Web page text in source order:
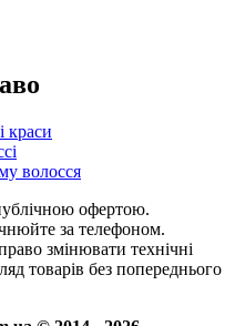
краси
волосся
офертою.
за телефоном.
змінювати технічні
товарів без попереднього